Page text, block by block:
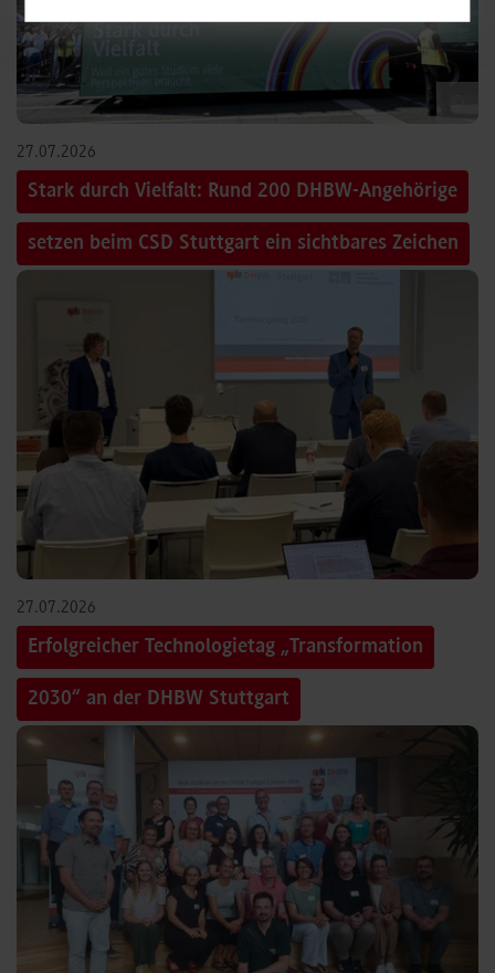
27.07.2026
Stark durch Vielfalt: Rund 200 DHBW-Angehörige
setzen beim CSD Stuttgart ein sichtbares Zeichen
27.07.2026
Erfolgreicher Technologietag „Transformation
2030“ an der DHBW Stuttgart